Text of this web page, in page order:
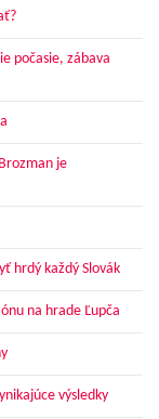
počasie, zábava
je
hrdý každý Slovák
na hrade Ľupča
výsledky